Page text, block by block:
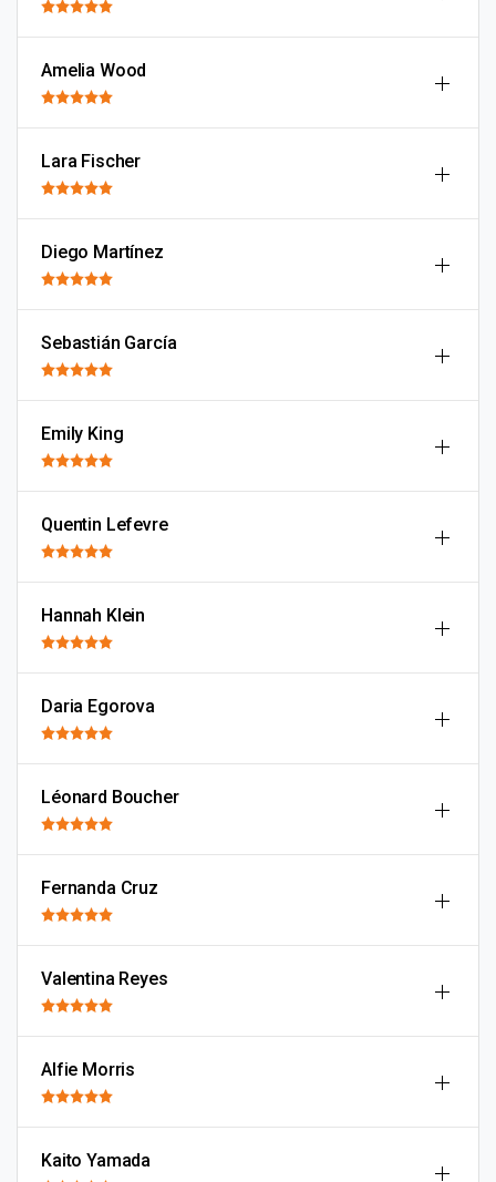
Amelia Wood
Lara Fischer
Diego Martínez
Sebastián García
Emily King
Quentin Lefevre
Hannah Klein
Daria Egorova
Léonard Boucher
Fernanda Cruz
Valentina Reyes
Alfie Morris
Kaito Yamada